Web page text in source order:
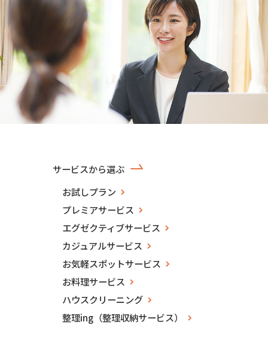
サービスから選ぶ
お試しプラン
プレミアサービス
エグゼクティブサービス
カジュアルサービス
お気軽スポットサービス
お料理サービス
ハウスクリーニング
整理ing（整理収納サービス）